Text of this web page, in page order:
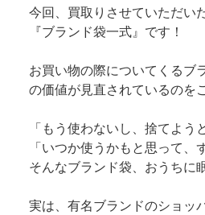
今回、買取りさせていただい
『ブランド袋一式』です！
お買い物の際についてくるブ
の価値が見直されているのを
「もう使わないし、捨てよう
「いつか使うかもと思って、
そんなブランド袋、おうちに
実は、有名ブランドのショッ